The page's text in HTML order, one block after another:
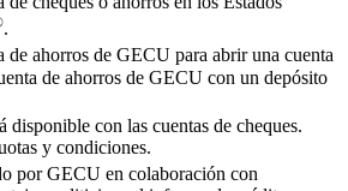
.
de ahorros de GECU para abrir una cuenta
de ahorros de GECU con un depósito
disponible con las cuentas de cheques.
y condiciones.
por GECU en colaboración con